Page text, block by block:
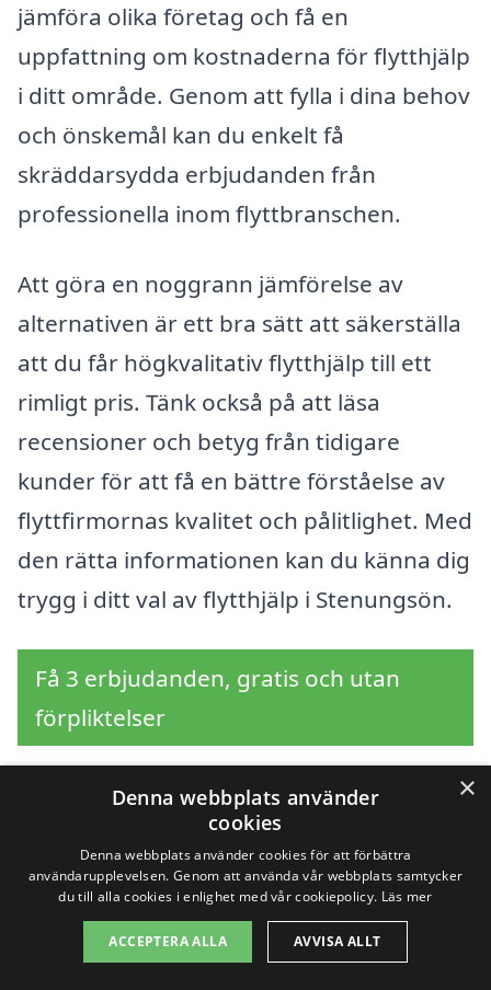
jämföra olika företag och få en
uppfattning om kostnaderna för flytthjälp
i ditt område. Genom att fylla i dina behov
och önskemål kan du enkelt få
skräddarsydda erbjudanden från
professionella inom flyttbranschen.
Att göra en noggrann jämförelse av
alternativen är ett bra sätt att säkerställa
att du får högkvalitativ flytthjälp till ett
rimligt pris. Tänk också på att läsa
recensioner och betyg från tidigare
kunder för att få en bättre förståelse av
flyttfirmornas kvalitet och pålitlighet. Med
den rätta informationen kan du känna dig
trygg i ditt val av flytthjälp i Stenungsön.
Få 3 erbjudanden, gratis och utan
förpliktelser
Sök efter en
professionell för
flytthjälp i andra städer
×
Denna webbplats använder
cookies
Denna webbplats använder cookies för att förbättra
användarupplevelsen. Genom att använda vår webbplats samtycker
du till alla cookies i enlighet med vår cookiepolicy. Läs mer
ACCEPTERA ALLA AVVISA ALLT